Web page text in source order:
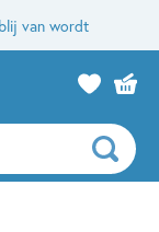
van wordt